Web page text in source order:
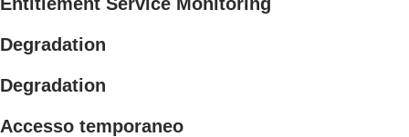
Degradation
Degradation
Accesso temporaneo